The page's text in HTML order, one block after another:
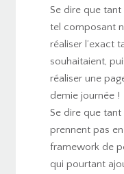
Se dire que
tel composant
réaliser l’exact
souhaitaient,
réaliser une
demie journée !
Se dire que
prennent pas
framework de
qui pourtant